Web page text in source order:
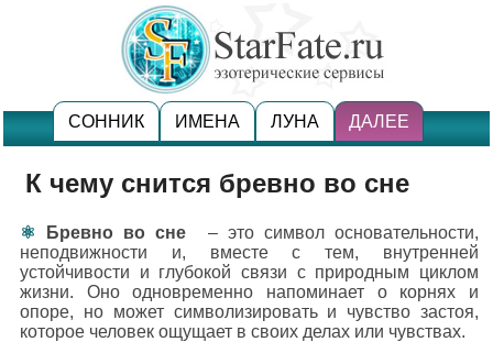
СОННИК ИМЕНА ЛУНА ДАЛЕЕ
К чему снится бревно во сне
Бревно во сне
– это символ основательности,
неподвижности и, вместе с тем, внутренней
устойчивости и глубокой связи с природным циклом
жизни. Оно одновременно напоминает о корнях и
опоре, но может символизировать и чувство застоя,
которое человек ощущает в своих делах или чувствах.